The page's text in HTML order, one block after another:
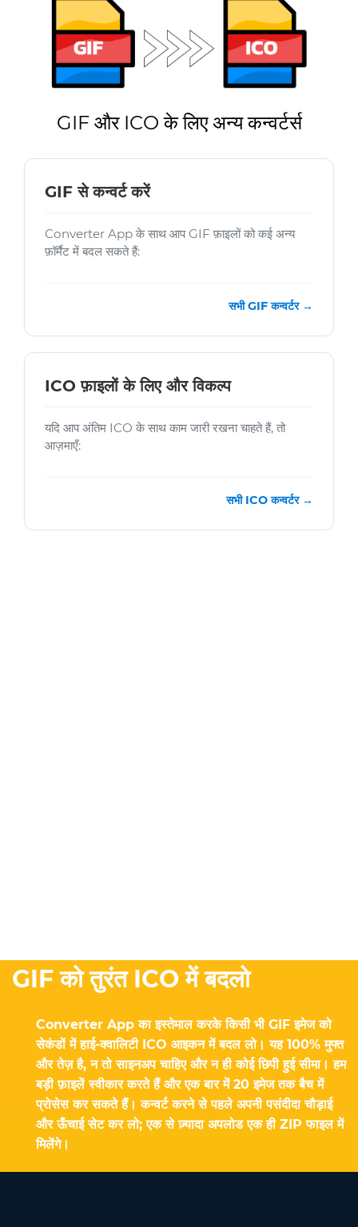
GIF और ICO के लिए अन्य कन्वर्टर्स
GIF से कन्वर्ट करें
Converter App के साथ आप GIF फ़ाइलों को कई अन्य
फ़ॉर्मैट में बदल सकते हैं:
सभी GIF कन्वर्टर →
ICO फ़ाइलों के लिए और विकल्प
यदि आप अंतिम ICO के साथ काम जारी रखना चाहते हैं, तो
आज़माएँ:
सभी ICO कन्वर्टर →
GIF को तुरंत ICO में बदलो
Converter App का इस्तेमाल करके किसी भी GIF इमेज को
सेकंडों में हाई-क्वालिटी ICO आइकन में बदल लो। यह 100% मुफ्त
और तेज़ है, न तो साइनअप चाहिए और न ही कोई छिपी हुई सीमा। हम
बड़ी फ़ाइलें स्वीकार करते हैं और एक बार में 20 इमेज तक बैच में
प्रोसेस कर सकते हैं। कन्वर्ट करने से पहले अपनी पसंदीदा चौड़ाई
और ऊँचाई सेट कर लो; एक से ज़्यादा अपलोड एक ही ZIP फाइल में
मिलेंगे।